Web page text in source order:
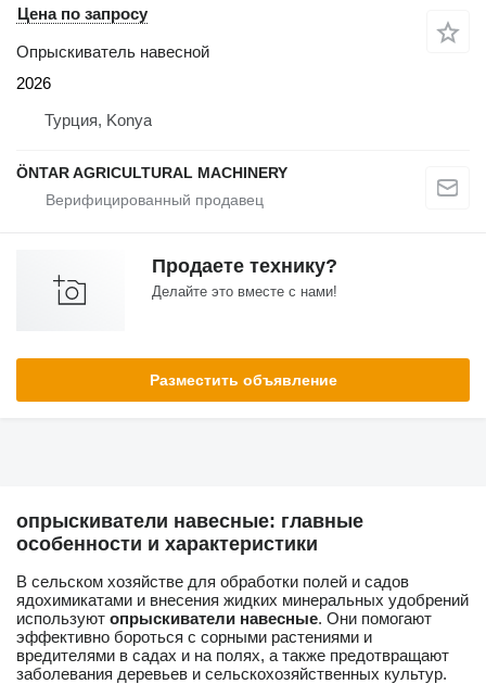
Цена по запросу
Опрыскиватель навесной
2026
Турция, Konya
ÖNTAR AGRICULTURAL MACHINERY
Продаете технику?
Делайте это вместе с нами!
Разместить объявление
опрыскиватели навесные: главные
особенности и характеристики
В сельском хозяйстве для обработки полей и садов
ядохимикатами и внесения жидких минеральных удобрений
используют опрыскиватели навесные. Они помогают
эффективно бороться с сорными растениями и
вредителями в садах и на полях, а также предотвращают
заболевания деревьев и сельскохозяйственных культур.